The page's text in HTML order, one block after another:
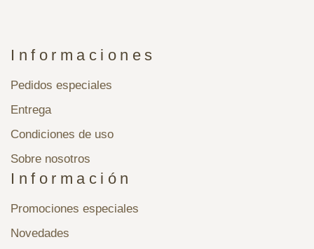
Informaciones
Pedidos especiales
Entrega
Condiciones de uso
Sobre nosotros
Información
Promociones especiales
Novedades